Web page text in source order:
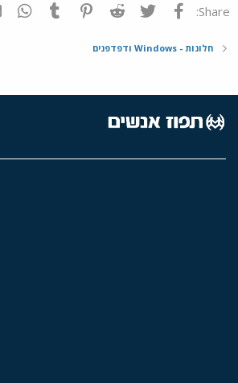
Share: פייסבוק Twitter
Reddit
Pinterest
Tumblr
חלונות - Windows ודפדפנים